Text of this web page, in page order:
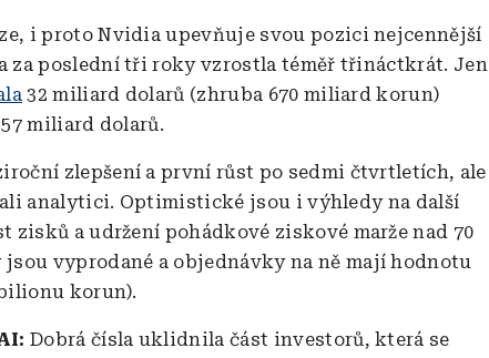
i proto Nvidia upevňuje svou pozici nejcennější
za poslední tři roky vzrostla téměř třináctkrát. Jen
32 miliard dolarů (zhruba 670 miliard korun)
miliard dolarů.
zlepšení a první růst po sedmi čtvrtletích, ale
analytici. Optimistické jsou i výhledy na další
zisků a udržení pohádkové ziskové marže nad 70
vyprodané a objednávky na ně mají hodnotu
korun).
Dobrá čísla uklidnila část investorů, která se